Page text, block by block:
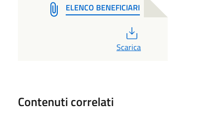
ELENCO BENEFICIARI
Scarica
Contenuti correlati